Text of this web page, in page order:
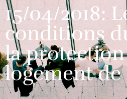
15/04/2018:
conditions
la
logement